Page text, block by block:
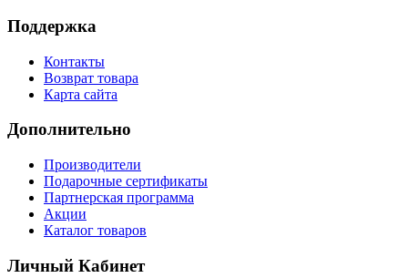
Поддержка
Контакты
Возврат товара
Карта сайта
Дополнительно
Производители
Подарочные сертификаты
Партнерская программа
Акции
Каталог товаров
Личный Кабинет